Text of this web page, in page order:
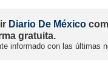
Diario De México
gratuita.
informado con las últimas